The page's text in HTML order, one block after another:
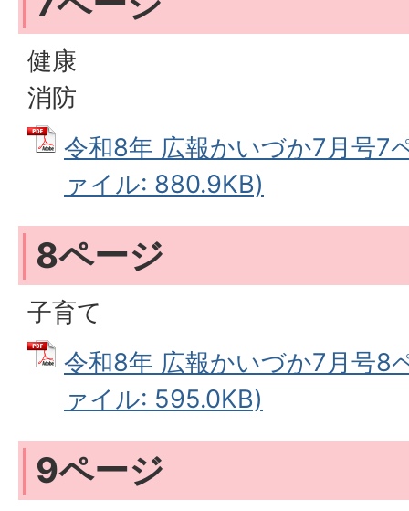
健康
消防
令和8年 広報かいづか7月号7
ァイル: 880.9KB)
8ページ
子育て
令和8年 広報かいづか7月号8
ァイル: 595.0KB)
9ページ